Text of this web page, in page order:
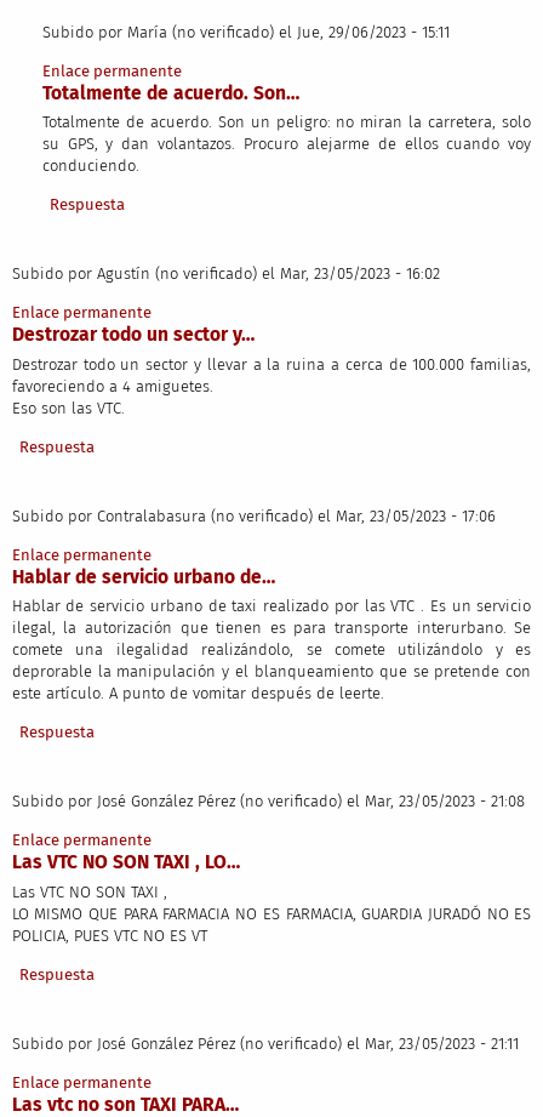
Subido por María (no verificado) el Jue, 29/06/2023 - 15:11
En respuesta aVinieron como que eran el…
Enlace permanente
Totalmente de acuerdo. Son…
Totalmente de acuerdo. Son un peligro: no miran la carretera, solo
su GPS, y dan volantazos. Procuro alejarme de ellos cuando voy
conduciendo.
Respuesta
Subido por Agustín (no verificado) el Mar, 23/05/2023 - 16:02
Enlace permanente
Destrozar todo un sector y…
Destrozar todo un sector y llevar a la ruina a cerca de 100.000 familias,
favoreciendo a 4 amiguetes.
Eso son las VTC.
Respuesta
Subido por Contralabasura (no verificado) el Mar, 23/05/2023 - 17:06
Enlace permanente
Hablar de servicio urbano de…
Hablar de servicio urbano de taxi realizado por las VTC . Es un servicio
ilegal, la autorización que tienen es para transporte interurbano. Se
comete una ilegalidad realizándolo, se comete utilizándolo y es
deprorable la manipulación y el blanqueamiento que se pretende con
este artículo. A punto de vomitar después de leerte.
Respuesta
Subido por José González Pérez (no verificado) el Mar, 23/05/2023 - 21:08
Enlace permanente
Las VTC NO SON TAXI , LO…
Las VTC NO SON TAXI ,
LO MISMO QUE PARA FARMACIA NO ES FARMACIA, GUARDIA JURADÓ NO ES
POLICIA, PUES VTC NO ES VT
Respuesta
Subido por José González Pérez (no verificado) el Mar, 23/05/2023 - 21:11
Enlace permanente
Las vtc no son TAXI PARA…